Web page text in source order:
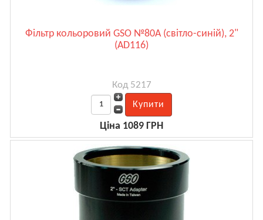
Фільтр кольоровий GSO №80А (світло-синій), 2"
(AD116)
Код 5217
Ціна 1089 ГРН